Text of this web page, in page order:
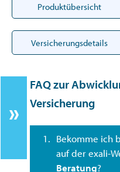
Produktübersicht
Versicherungsdetails
FAQ zur
Versicherung
1. Bekomme ich
auf der exali-
Beratung?